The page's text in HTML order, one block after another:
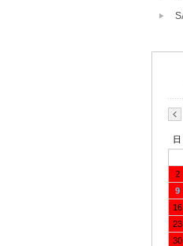
日
2
9
16
23
30